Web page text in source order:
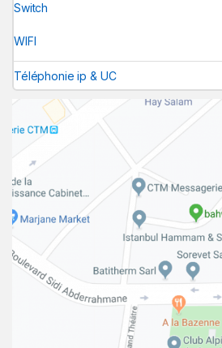
Switch
WIFI
Téléphonie ip & UC